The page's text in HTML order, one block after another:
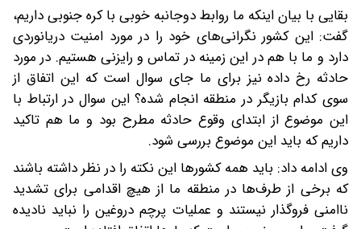
بقایی با بیان اینکه ما روابط دوجانبه خوبی با کره جنوبی داریم،
گفت: این کشور نگرانی‌های خود را در مورد امنیت دریانوردی
دارد و ما با هم در این زمینه در تماس و رایزنی هستیم. در مورد
حادثه رخ داده نیز برای ما جای سوال است که این اتفاق از
سوی کدام بازیگر در منطقه انجام شده؟ این سوال در ارتباط با
این موضوع از ابتدای وقوع حادثه مطرح بود و ما هم تاکید
داریم که باید این موضوع بررسی شود.
وی ادامه داد: باید همه کشورها این نکته را در نظر داشته باشند
که برخی از طرف‌ها در منطقه ما از هیچ اقدامی برای تشدید
ناامنی فروگذار نیستند و عملیات پرچم دروغین را نباید نادیده